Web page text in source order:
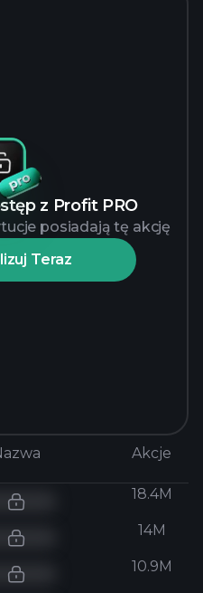
z Profit PRO
posiadają tę akcję
Teraz
Akcje
18.4M
14M
10.9M